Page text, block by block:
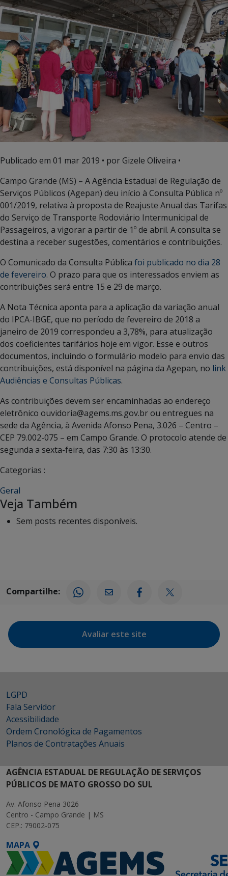
Publicado em 01 mar 2019 • por Gizele Oliveira •
Campo Grande (MS) – A Agência Estadual de Regulação de
Serviços Públicos (Agepan) deu início à Consulta Pública nº
001/2019, relativa à proposta de Reajuste Anual das Tarifas
do Serviço de Transporte Rodoviário Intermunicipal de
Passageiros, a vigorar a partir de 1º de abril. A consulta se
destina a receber sugestões, comentários e contribuições.
O Comunicado da Consulta Pública foi publicado no dia 28
de fevereiro. O prazo para que os interessados enviem as
contribuições será entre 15 e 29 de março.
A Nota Técnica aponta para a aplicação da variação anual
do IPCA-IBGE, que no período de fevereiro de 2018 a
janeiro de 2019 correspondeu a 3,78%, para atualização
dos coeficientes tarifários hoje em vigor. Esse e outros
documentos, incluindo o formulário modelo para envio das
contribuições, está disponível na página da Agepan, no link
Audiências e Consultas Públicas.
As contribuições devem ser encaminhadas ao endereço
eletrônico ouvidoria@agems.ms.gov.br ou entregues na
sede da Agência, à Avenida Afonso Pena, 3.026 – Centro –
CEP 79.002-075 – em Campo Grande. O protocolo atende de
segunda a sexta-feira, das 7:30 às 13:30.
Categorias :
Geral
Veja Também
Sem posts recentes disponíveis.
Compartilhe:
Avaliar este site
LGPD
Fala Servidor
Acessibilidade
Ordem Cronológica de Pagamentos
Planos de Contratações Anuais
AGÊNCIA ESTADUAL DE REGULAÇÃO DE SERVIÇOS
PÚBLICOS DE MATO GROSSO DO SUL
Av. Afonso Pena 3026
Centro - Campo Grande | MS
CEP.: 79002-075
MAPA